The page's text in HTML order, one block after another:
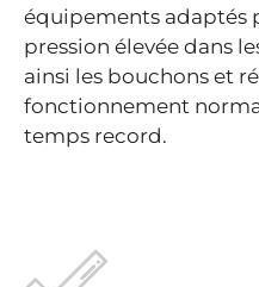
équipements adaptés
pression élevée dans
ainsi les bouchons et
fonctionnement
temps record.